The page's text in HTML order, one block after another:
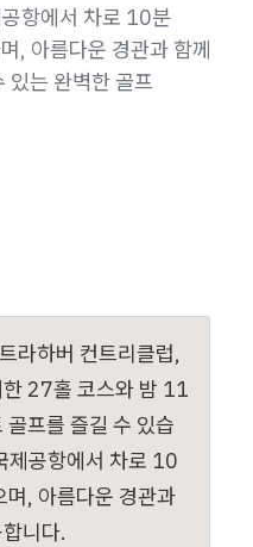
항에서 차로 10분
, 아름다운 경관과 함께
있는 완벽한 골프
라하버 컨트리클럽,
27홀 코스와 밤 11
프를 즐길 수 있습
제공항에서 차로 10
며, 아름다운 경관과
니다.